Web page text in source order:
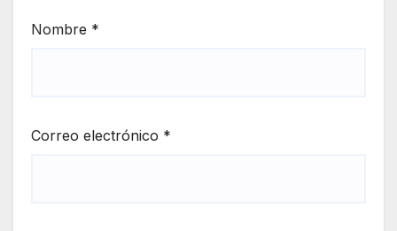
Nombre *
Correo electrónico *